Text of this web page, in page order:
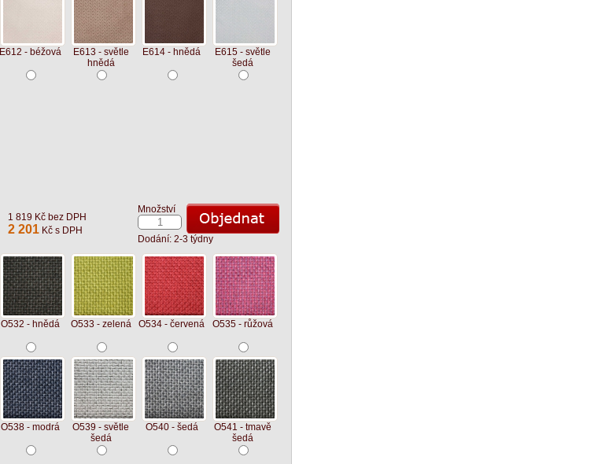
E612 - béžová
E613 - světle
hnědá
E614 - hnědá
E615 - světle
šedá
1 819 Kč bez DPH
2 201 Kč s DPH
Množství
Dodání: 2-3 týdny
O532 - hnědá O533 - zelená O534 - červená O535 - růžová
O538 - modrá
O539 - světle
šedá
O540 - šedá
O541 - tmavě
šedá